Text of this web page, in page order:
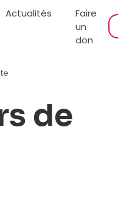
Actualités
Faire
un
don
de